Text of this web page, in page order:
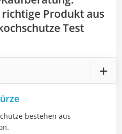
richtige Produkt aus
Test
bestehen aus